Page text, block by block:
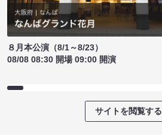
８月本公演（8/1～8/23）
08/08 08:30 開場 09:00 開演
サイトを閲覧する